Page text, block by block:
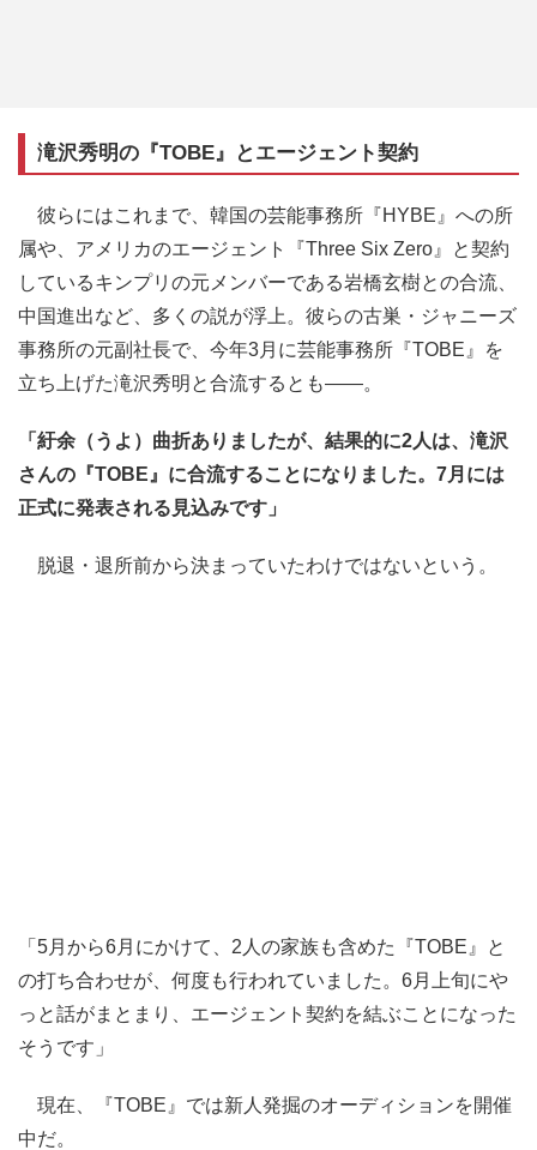
滝沢秀明の『TOBE』とエージェント契約
彼らにはこれまで、韓国の芸能事務所『HYBE』への所
属や、アメリカのエージェント『Three Six Zero』と契約
しているキンプリの元メンバーである岩橋玄樹との合流、
中国進出など、多くの説が浮上。彼らの古巣・ジャニーズ
事務所の元副社長で、今年3月に芸能事務所『TOBE』を
立ち上げた滝沢秀明と合流するとも――。
「紆余（うよ）曲折ありましたが、結果的に2人は、滝沢
さんの『TOBE』に合流することになりました。7月には
正式に発表される見込みです」
脱退・退所前から決まっていたわけではないという。
「5月から6月にかけて、2人の家族も含めた『TOBE』と
の打ち合わせが、何度も行われていました。6月上旬にや
っと話がまとまり、エージェント契約を結ぶことになった
そうです」
現在、『TOBE』では新人発掘のオーディションを開催
中だ。